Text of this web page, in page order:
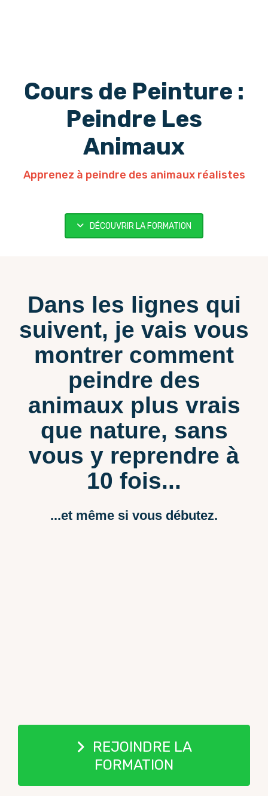
Cours de Peinture :
Peindre Les
Animaux
Apprenez à peindre des animaux réalistes
DÉCOUVRIR LA FORMATION
Dans les lignes qui
suivent, je vais vous
montrer comment
peindre des
animaux plus vrais
que nature, sans
vous y reprendre à
10 fois...
...et même si vous débutez.
REJOINDRE LA
FORMATION